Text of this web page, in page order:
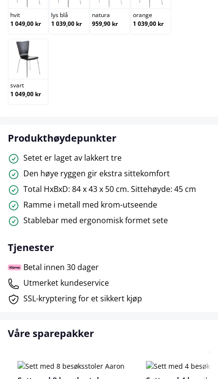
hvit
1 049,00 kr
lys blå
1 039,00 kr
natura
959,90 kr
orange
1 039,00 kr
svart
svart
1 049,00 kr
Produkthøydepunkter
Setet er laget av lakkert tre
Den høye ryggen gir ekstra sittekomfort
Total HxBxD: 84 x 43 x 50 cm. Sittehøyde: 45 cm
Ramme i metall med krom-utseende
Stablebar med ergonomisk formet sete
Tjenester
Betal innen 30 dager
Utmerket kundeservice
SSL-kryptering for et sikkert kjøp
Våre sparepakker